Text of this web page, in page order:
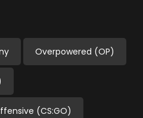
Overpowered (OP)
(CS:GO)